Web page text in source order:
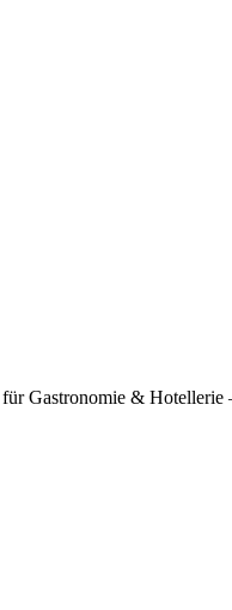
Gastronomie &